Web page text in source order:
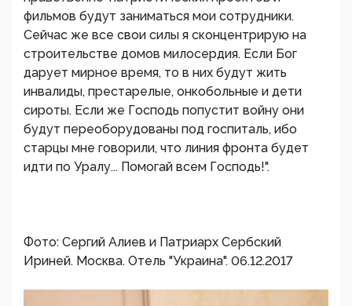
фильмов будут заниматься мои сотрудники.
Сейчас же все свои силы я сконцентрирую на
строительстве домов милосердия. Если Бог
дарует мирное время, то в них будут жить
инвалиды, престарелые, онкобольные и дети
сироты. Если же Господь попустит войну они
будут переоборудованы под госпиталь, ибо
старцы мне говорили, что линия фронта будет
идти по Уралу... Помогай всем Господь!".
Фото: Сергий Алиев и Патриарх Сербский
Ириней. Москва. Отель "Украина". 06.12.2017